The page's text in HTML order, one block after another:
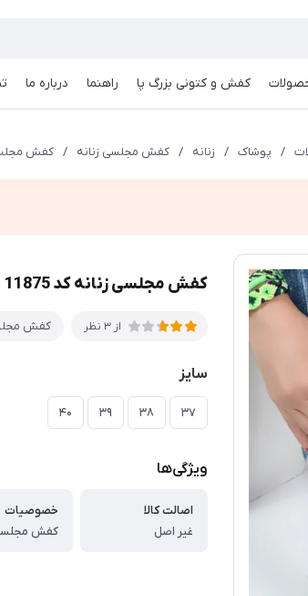
کفش و کتونی بزرگ پا راهنما درباره ما
/ پوشاک / زنانه / کفش مجلسی زنانه / کفش مجلسی
کفش مجلسی زنانه کد 11875
از 3 نظر کفش
سایز
۳۷ ۳۸ ۳۹ ۴۰
ویژگی‌ها
اصالت کالا
غیر اصل
خصوصیات